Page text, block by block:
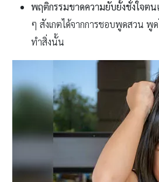
พฤติกรรมขาดความยับยั้งชั่งใจตน
ๆ สังเกตได้จากการชอบพูดสวน
ทำสิ่งนั้น